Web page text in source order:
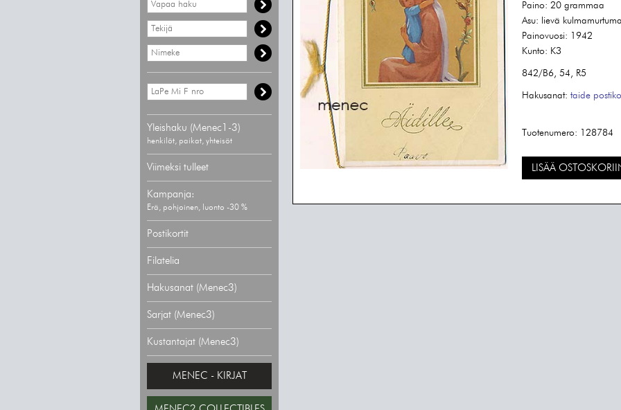
Yleishaku (Menec1-3)
henkilöt, paikat, yhteisöt
Viimeksi tulleet
Kampanja:
Erä, pohjoinen, luonto -30 %
Postikortit
Filatelia
Hakusanat (Menec3)
Sarjat (Menec3)
Kustantajat (Menec3)
MENEC - KIRJAT
Paino: 20 grammaa
Asu: lievä
Painovuosi: 1942
Kunto: K3
842/B6, 54, R5
Hakusanat: taide
Tuotenumero: 128784
LISÄÄ